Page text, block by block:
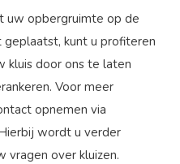
uw opbergruimte op de
kunt u profiteren
kluis door ons te laten
Voor meer
opnemen via
wordt u verder
vragen over kluizen.